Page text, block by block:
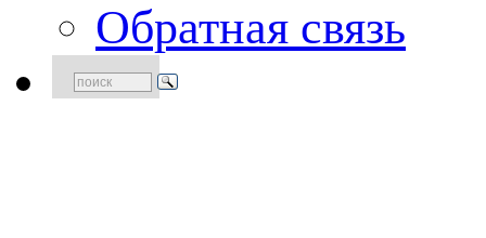
Обратная связь